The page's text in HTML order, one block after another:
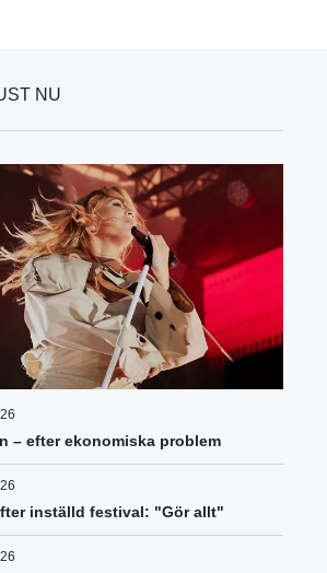
NU
– efter ekonomiska problem
inställd festival: "Gör allt"